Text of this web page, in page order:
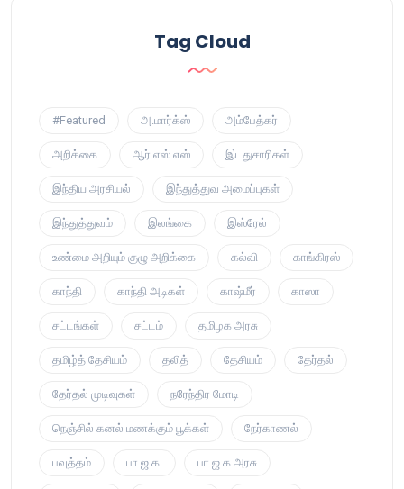
Tag Cloud
#Featured அ.மார்க்ஸ் அம்பேத்கர்
அறிக்கை ஆர்.எஸ்.எஸ் இடதுசாரிகள்
இந்திய அரசியல் இந்துத்துவ அமைப்புகள்
இந்துத்துவம் இலங்கை இஸ்ரேல்
உண்மை அறியும் குழு அறிக்கை கல்வி காங்கிரஸ்
காந்தி காந்தி அடிகள் காஷ்மீர் காஸா
சட்டங்கள் சட்டம் தமிழக அரசு
தமிழ்த் தேசியம் தலித் தேசியம் தேர்தல்
தேர்தல் முடிவுகள் நரேந்திர மோடி
நெஞ்சில் கனல் மணக்கும் பூக்கள் நேர்காணல்
பவுத்தம் பா.ஜ.க. பா.ஜ.க அரசு